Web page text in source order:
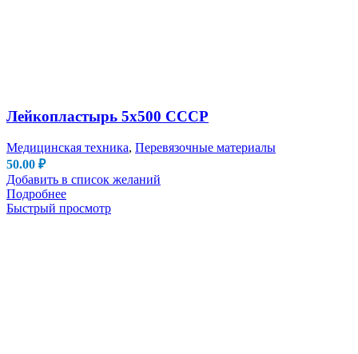
Лейкопластырь 5х500 СССР
Медицинская техника, Перевязочные материалы
50.00 ₽
Добавить в список желаний
Подробнее
Быстрый просмотр